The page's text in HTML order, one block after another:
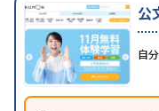
公
自